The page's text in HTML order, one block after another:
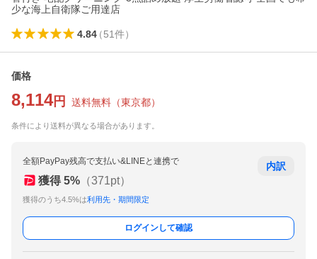
少な海上自衛隊ご用達店
4.84（51件）
価格
8,114円 送料無料 （東京都）
条件により送料が異なる場合があります。
全額PayPay残高で支払い&LINEと連携で
獲得 5% （371pt）
獲得のうち4.5%は利用先・期間限定
内訳
ログインして確認